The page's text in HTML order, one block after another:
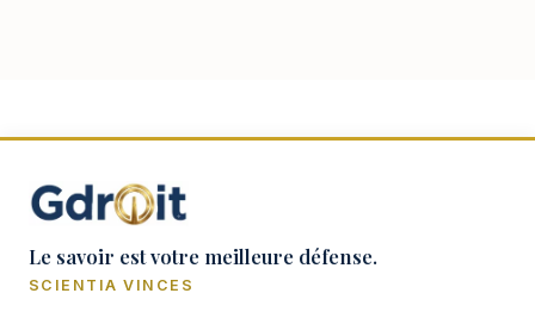
Le savoir est votre meilleure défense.
SCIENTIA VINCES